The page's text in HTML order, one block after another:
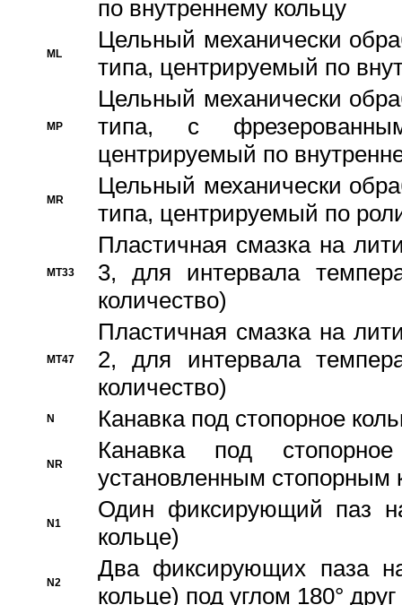
по внутреннему кольцу
ML
Цельный механически
типа, центрируемый по
MP
Цельный механически
типа, с
центрируемый по
MR
Цельный механически
типа, центрируемый по
MT33
Пластичная смазка на
3, для интервала
количество)
MT47
Пластичная смазка на
2, для интервала
количество)
N Канавка под стопорное
NR
Канавка под
установленным стопорным
N1
Один фиксирующий паз
кольце)
N2
Два фиксирующих паза
кольце) под углом 180° друг